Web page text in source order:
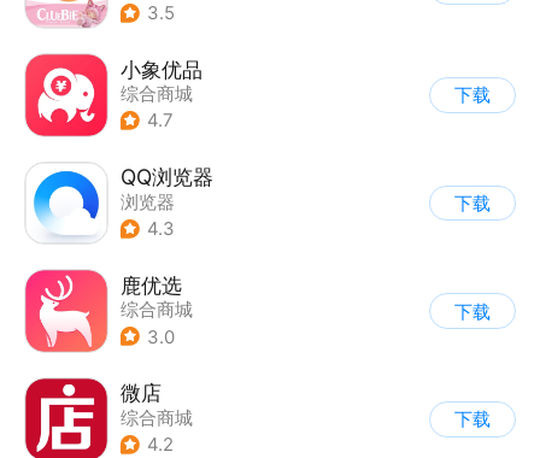
3.5
小象优品
综合商城
4.7
下载
QQ浏览器
浏览器
4.3
下载
鹿优选
综合商城
3.0
下载
微店
综合商城
4.2
下载